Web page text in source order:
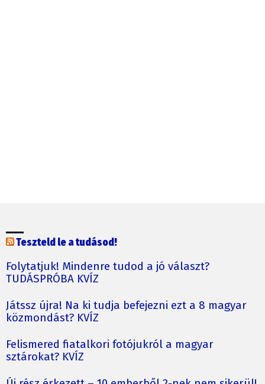
Teszteld le a tudásod!
Folytatjuk! Mindenre tudod a jó választ?
TUDÁSPRÓBA KVÍZ
Játssz újra! Na ki tudja befejezni ezt a 8 magyar
közmondást? KVÍZ
Felismered fiatalkori fotójukról a magyar
sztárokat? KVÍZ